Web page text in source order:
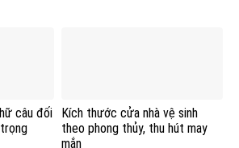
câu đối
Kích thước cửa nhà vệ sinh
theo phong thủy, thu hút may
mắn